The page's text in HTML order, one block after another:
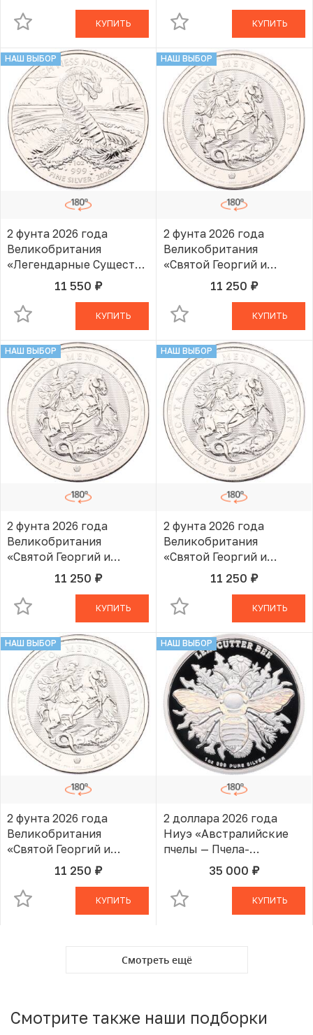
КУПИТЬ КУПИТЬ
НАШ ВЫБОР
2 фунта 2026 года
Великобритания
«Легендарные Существа
— Лох-Несское
чудовище»
11 550 руб.
В КОРЗИНЕ
КУПИТЬ
НАШ ВЫБОР
2 фунта 2026 года
Великобритания
«Святой Георгий и
Дракон»11 250 руб.
В КОРЗИНЕ
КУПИТЬ
НАШ ВЫБОР
2 фунта 2026 года
Великобритания
«Святой Георгий и
Дракон»11 250 руб.
В КОРЗИНЕ
КУПИТЬ
НАШ ВЫБОР
2 фунта 2026 года
Великобритания
«Святой Георгий и
Дракон»11 250 руб.
В КОРЗИНЕ
КУПИТЬ
НАШ ВЫБОР
2 фунта 2026 года
Великобритания
«Святой Георгий и
Дракон»11 250 руб.
В КОРЗИНЕ
КУПИТЬ
НАШ ВЫБОР
2 доллара 2026 года
Ниуэ «Австралийские
пчелы — Пчела-
листорез»35 000 руб.
В КОРЗИНЕ
КУПИТЬ
Смотреть ещё
Смотрите также наши подборки